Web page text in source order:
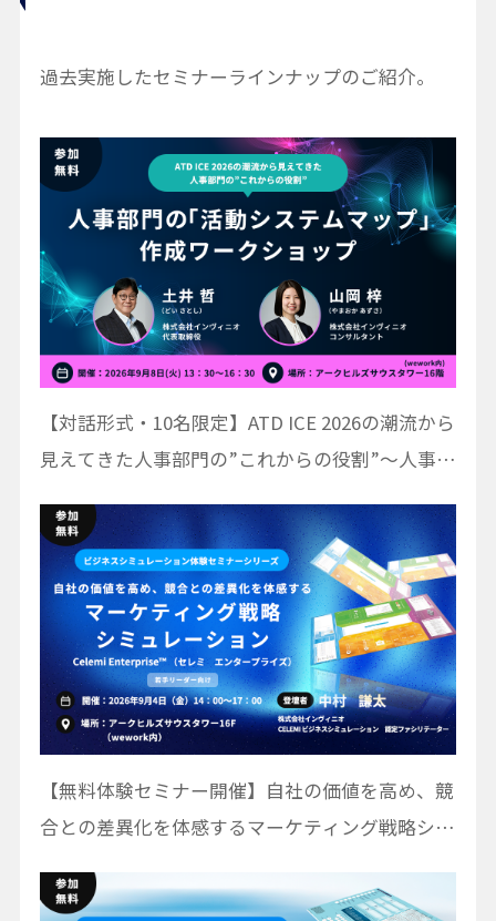
過去実施したセミナーラインナップのご紹介。
【対話形式・10名限定】ATD ICE 2026の潮流から
見えてきた人事部門の”これからの役割”〜人事部
【無料体験セミナー開催】自社の価値を高め、競
合との差異化を体感するマーケティング戦略シミ
Enterprise™